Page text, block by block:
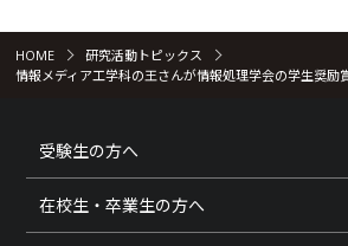
HOME
研究活動トピックス
情報メディア工学科の王さんが情報処理学会の学生奨励
受験生の方へ
在校生・卒業生の方へ